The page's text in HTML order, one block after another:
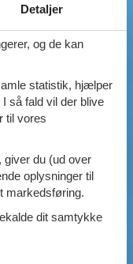
Detaljer
og de kan
statistik, hjælper
så fald vil der blive
til vores
giver du (ud over
oplysninger til
markedsføring.
dit samtykke